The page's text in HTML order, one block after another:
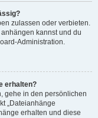
zulassen oder verbieten.
kannst und du
Administration.
erhalten?
gehe in den persönlichen
„Dateianhänge
erhalten und diese